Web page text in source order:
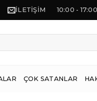
İLETIŞIM 10:00 - 17:00
ÇOK SATANLAR